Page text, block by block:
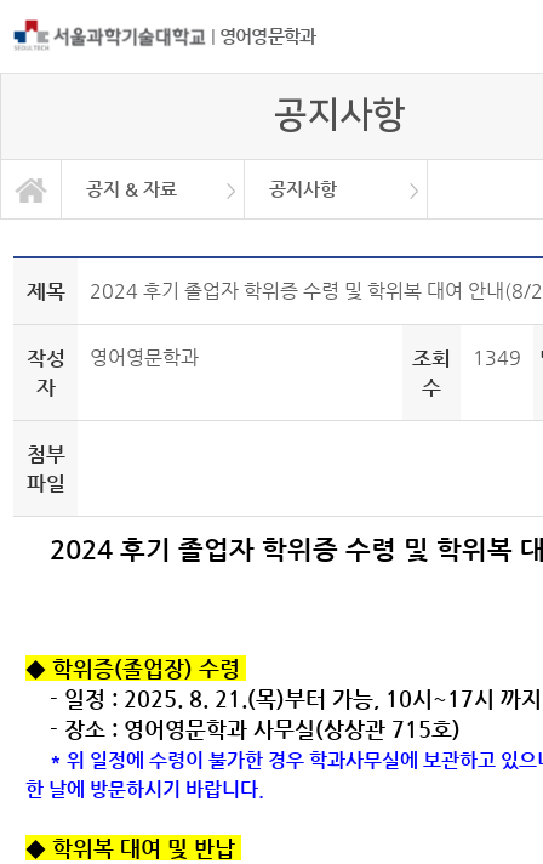
| 영어영문학과
공지사항
공지 & 자료 공지사항
학과소개
학사안내
공지 & 자료
커뮤니티
일반대학원
공지사항
일반자료실
취업정보
취업현황
제목 2024 후기 졸업자 학위증 수령 및 학위복 대여 안내(8/
작성
자
영어영문학과
조회
수
1349
첨부
파일
2024 후기 졸업자 학위증 수령 및 학위복
◆ 학위증(졸업장) 수령
- 일정 : 2025. 8. 21.(목)부터 가능, 10시~17시 까
- 장소 : 영어영문학과 사무실(상상관 715호)
* 위 일정에 수령이 불가한 경우 학과사무실에 보관하고 있으
한 날에 방문하시기 바랍니다.
◆ 학위복 대여 및 반납